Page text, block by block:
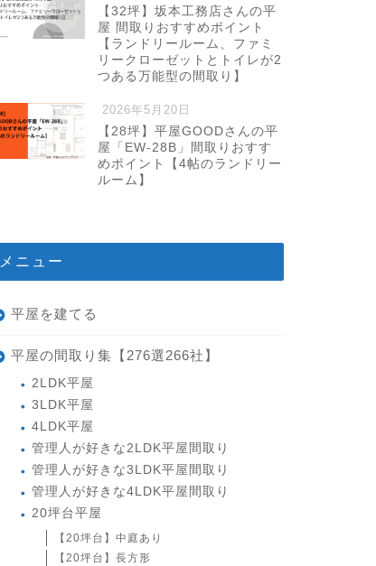
【32坪】坂本工務店さんの平
屋 間取りおすすめポイント
【ランドリールーム、ファミ
リークローゼットとトイレが2
つある万能型の間取り】
2026年5月20日
【28坪】平屋GOODさんの平
屋「EW-28B」間取りおすす
めポイント【4帖のランドリー
ルーム】
メニュー
平屋を建てる
平屋の間取り集【276選266社】
2LDK平屋
3LDK平屋
4LDK平屋
管理人が好きな2LDK平屋間取り
管理人が好きな3LDK平屋間取り
管理人が好きな4LDK平屋間取り
20坪台平屋
【20坪台】中庭あり
【20坪台】長方形